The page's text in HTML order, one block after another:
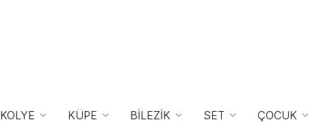
KOLYE KÜPE BİLEZİK SET ÇOCUK